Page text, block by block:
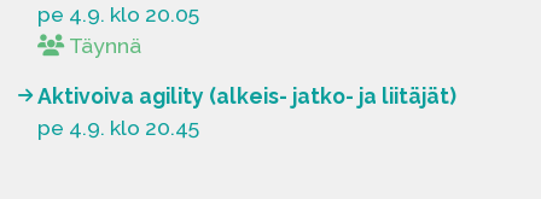
pe 4.9. klo 20.05
Täynnä
Aktivoiva agility (alkeis- jatko- ja liitäjät)
pe 4.9. klo 20.45